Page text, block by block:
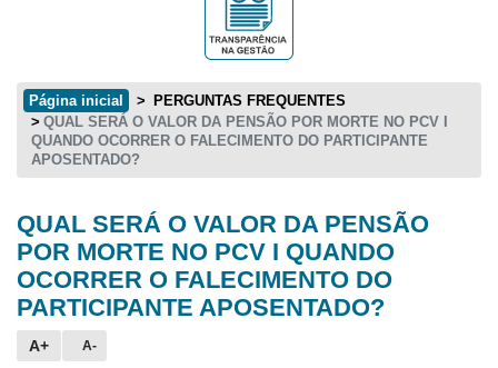
Página inicial
PERGUNTAS FREQUENTES
QUAL SERÁ O VALOR DA PENSÃO POR MORTE NO PCV I
QUANDO OCORRER O FALECIMENTO DO PARTICIPANTE
APOSENTADO?
Conteúdo principal
QUAL SERÁ O VALOR DA PENSÃO
POR MORTE NO PCV I QUANDO
OCORRER O FALECIMENTO DO
PARTICIPANTE APOSENTADO?
A+ A-